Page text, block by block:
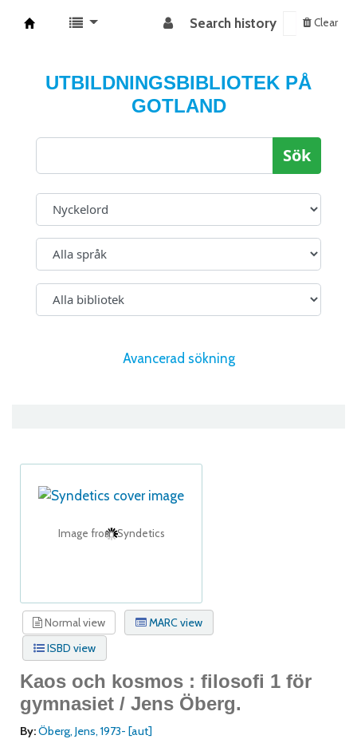
Search history Clear
UTBILDNINGSBIBLIOTEK PÅ
GOTLAND
Sök
Avancerad sökning
Image from Syndetics
Normal view
MARC view
ISBD view
Kaos och kosmos : filosofi 1 för
gymnasiet / Jens Öberg.
By:Öberg, Jens, 1973- [aut]